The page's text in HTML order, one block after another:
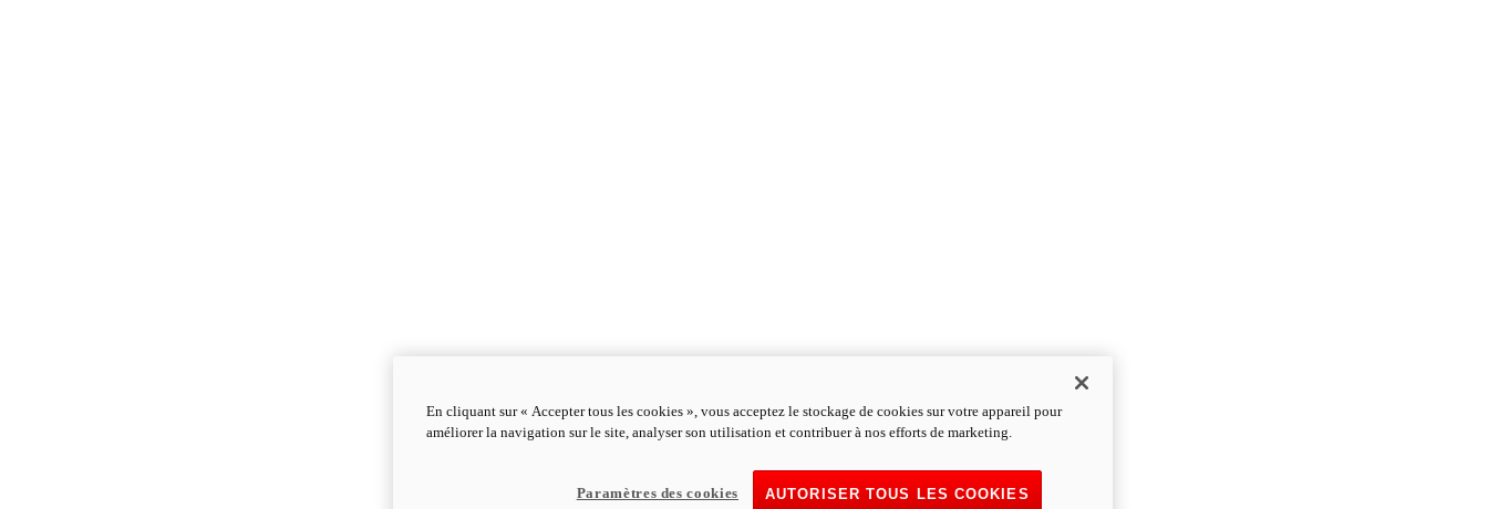
En cliquant sur « Accepter tous les cookies », vous acceptez le stockage de cookies sur votre appareil pour
améliorer la navigation sur le site, analyser son utilisation et contribuer à nos efforts de marketing.
AUTORISER TOUS LES COOKIES
Paramètres des cookies